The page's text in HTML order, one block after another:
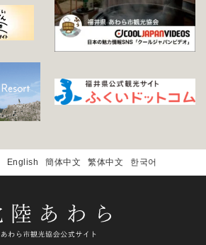
English 簡体中文 繁体中文 한국어